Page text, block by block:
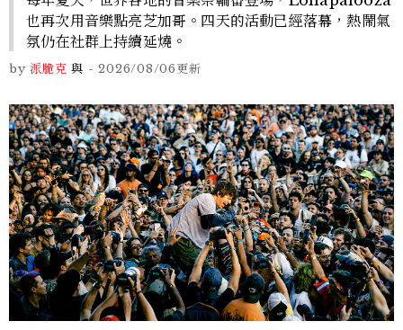
也再次用音樂點亮芝加哥。四天的活動已經落幕，熱鬧氣
氛仍在社群上持續延燒。
by 派脆克 與 -2026/08/06更新